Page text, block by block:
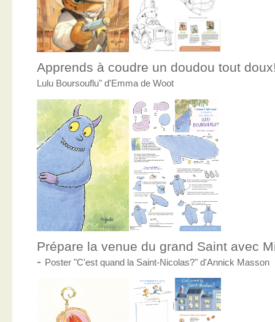
Apprends à coudre un doudou tout
Lulu Boursouflu" d'Emma de Woot
Prépare la venue du grand Saint avec
- Poster "C'est quand la Saint-Nicolas?" d'Annick Masson